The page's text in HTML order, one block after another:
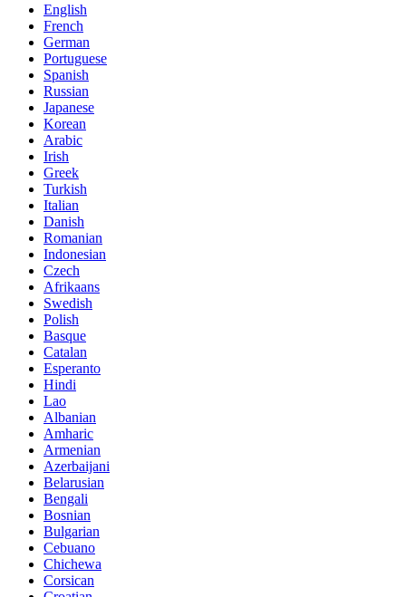
English
French
German
Portuguese
Spanish
Russian
Japanese
Korean
Arabic
Irish
Greek
Turkish
Italian
Danish
Romanian
Indonesian
Czech
Afrikaans
Swedish
Polish
Basque
Catalan
Esperanto
Hindi
Lao
Albanian
Amharic
Armenian
Azerbaijani
Belarusian
Bengali
Bosnian
Bulgarian
Cebuano
Chichewa
Corsican